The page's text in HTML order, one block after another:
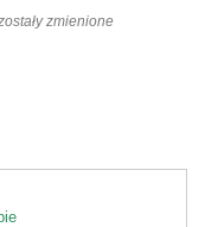
zmienione